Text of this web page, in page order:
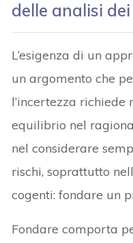
delle analisi
L’esigenza di un
un argomento che
l’incertezza richiede
equilibrio nel
nel considerare
rischi, soprattutto
cogenti: fondare un
Fondare comporta